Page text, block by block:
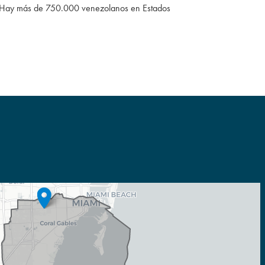
más de 750.000 venezolanos en Estados